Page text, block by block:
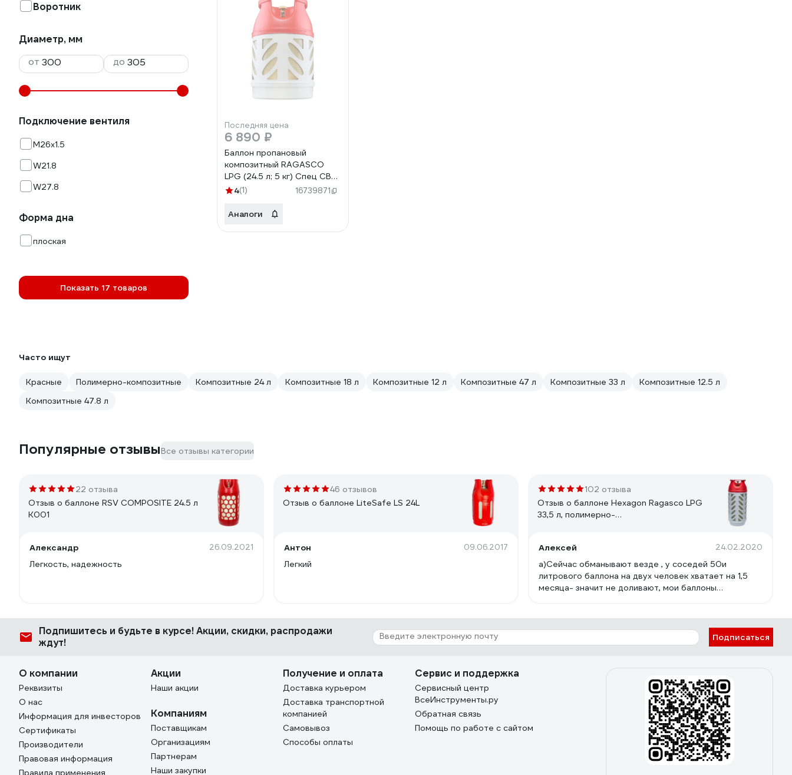
Воротник
Диаметр, мм
от
до
Подключение вентиля
M26х1.5
W21.8
W27.8
Форма дна
плоская
Показать 17 товаров
Последняя цена
6 890 ₽
Баллон пропановый
композитный RAGASCO
LPG (24.5 л; 5 кг) Спец СВ-
RAGASCO/24,5
4(1) 16739871
Аналоги
Часто ищут
Красные Полимерно-композитные Композитные 24 л Композитные 18 л Композитные 12 л Композитные 47 л Композитные 33 л
Композитные 12.5 л
Композитные 47.8 л
Популярные отзывыВсе отзывы категории
22 отзыва
Отзыв о баллоне RSV COMPOSITE 24.5 л
К001
Александр 26.09.2021
Легкость, надежность
46 отзывов
Отзыв о баллоне LiteSafe LS 24L
Антон 09.06.2017
Легкий
102 отзыва
Отзыв о баллоне Hexagon Ragasco LPG
33,5 л, полимерно-
Алексей
24.02.2020
а)Сейчас обманывают везде , у соседей 50и
литрового баллона на двух человек хватает на 1,5
месяца- значит не доливают, мои баллоны
закрывает банки , где то 80 - 130 банок за сезон
,еще остается где то литра 2 - 1,5 в одном баллоне,
и использую на второй год. б)Полностью
металлического отечественного газового баллона с
пропаном на 50л - 47 кг в)Заправка баллонов
осуществляется на любой бензо заправке ,где есть
заправка газом , никаких трудностей с заправкой я не
встречал. г)за 5 лет использования газовой
установки не замечено утечек газа,запаха и тд.
Ориентируясь на соседей все затраты я окупил.
Подпишитесь и будьте в курсе! Акции, скидки, распродажи
ждут!
Подписаться
О компании
Реквизиты
О нас
Информация для инвесторов
Сертификаты
Производители
Правовая информация
Правила применения
Акции
Наши акции
Компаниям
Поставщикам
Организациям
Партнерам
Наши закупки
Получение и оплата
Доставка курьером
Доставка транспортной
компанией
Самовывоз
Способы оплаты
Сервис и поддержка
Сервисный центр
ВсеИнструменты.ру
Обратная связь
Помощь по работе с сайтом